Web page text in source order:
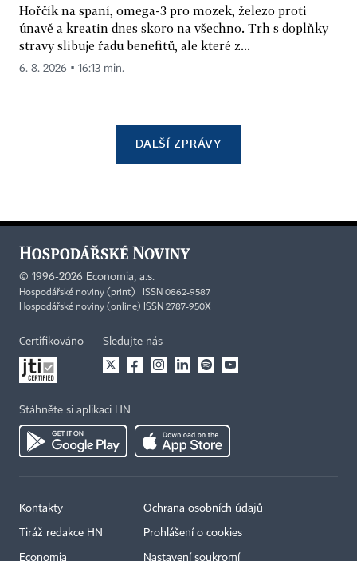
Hořčík na spaní, omega-3 pro mozek, železo proti
únavě a kreatin dnes skoro na všechno. Trh s doplňky
stravy slibuje řadu benefitů, ale které z...
6. 8. 2026 ▪ 16:13 min.
DALŠÍ ZPRÁVY
© 1996-2026 Economia, a.s.
Hospodářské noviny (print) ISSN 0862-9587
Hospodářské noviny (online) ISSN 2787-950X
Certifikováno Sledujte nás
Stáhněte si aplikaci HN
Kontakty
Tiráž redakce HN
Economia
Ochrana osobních údajů
Prohlášení o cookies
Nastavení soukromí